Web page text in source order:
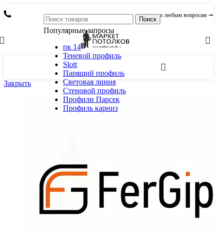
по любым вопросам ➞
Поиск
Популярные запросы
пк 14
Теневой профиль
Slott
Парящий профиль
Световая линия
Стеновой профиль
Профили Парсек
Профиль карниз
Закрыть